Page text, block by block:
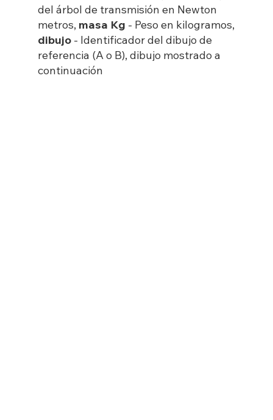
del árbol de transmisión en Newton
metros, masa Kg - Peso en kilogramos,
dibujo- Identificador del dibujo de
referencia (A o B), dibujo mostrado a
continuación